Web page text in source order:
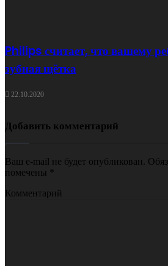
Philips считает, что вашему
зубная щётка
22.10.2020
Добавить комментарий
Ваш e-mail не будет опубликован.
помечены *
Комментарий